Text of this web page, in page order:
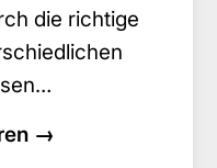
die richtige
→